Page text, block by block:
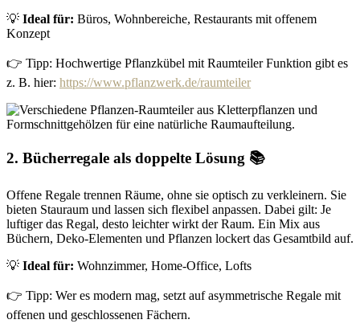
💡 Ideal für: Büros, Wohnbereiche, Restaurants mit offenem
Konzept
👉 Tipp: Hochwertige Pflanzkübel mit Raumteiler Funktion gibt es
z. B. hier: https://www.pflanzwerk.de/raumteiler
2. Bücherregale als doppelte Lösung 📚
Offene Regale trennen Räume, ohne sie optisch zu verkleinern. Sie
bieten Stauraum und lassen sich flexibel anpassen. Dabei gilt: Je
luftiger das Regal, desto leichter wirkt der Raum. Ein Mix aus
Büchern, Deko-Elementen und Pflanzen lockert das Gesamtbild auf.
💡 Ideal für: Wohnzimmer, Home-Office, Lofts
👉 Tipp: Wer es modern mag, setzt auf asymmetrische Regale mit
offenen und geschlossenen Fächern.